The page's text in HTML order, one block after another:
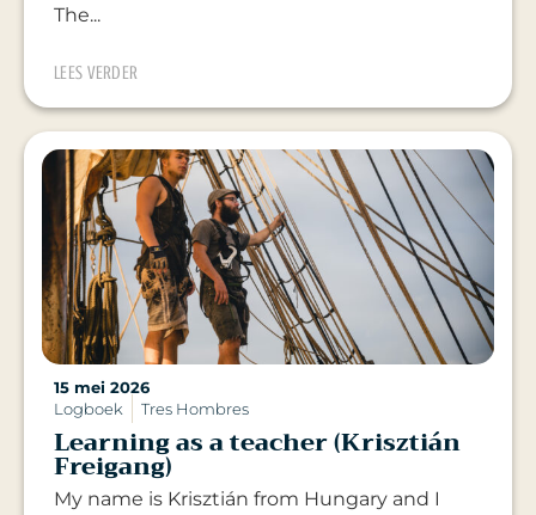
The...
LEES VERDER
15 mei 2026
Logboek
Tres Hombres
Learning as a teacher (Krisztián
Freigang)
My name is Krisztián from Hungary and I